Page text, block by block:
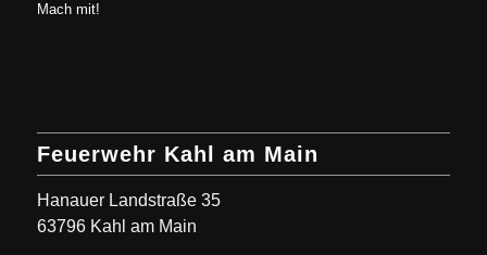
Mach mit!
Feuerwehr Kahl am Main
Hanauer Landstraße 35
63796 Kahl am Main